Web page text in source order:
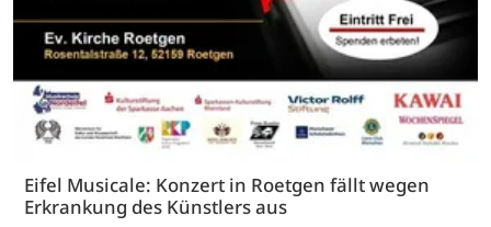
Eifel Musicale: Konzert in Roetgen fällt wegen
Erkrankung des Künstlers aus